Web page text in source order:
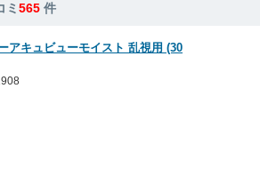
ミ565 件
アキュビューモイスト 乱視用 (30